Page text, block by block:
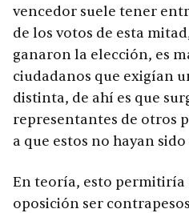
vencedor suele tener
de los votos de esta
ganaron la elección, es
ciudadanos que exigían
distinta, de ahí es que
representantes de otros
a que estos no hayan
En teoría, esto permitiría
oposición ser